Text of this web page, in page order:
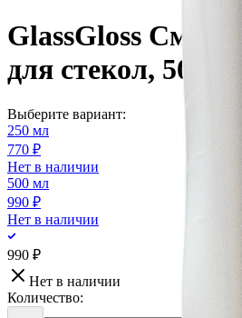
GlassGloss
для стекол, 500
Выберите вариант:
250 мл
770 ₽
Нет в наличии
500 мл
990 ₽
Нет в наличии
990 ₽
Нет в наличии
Количество: